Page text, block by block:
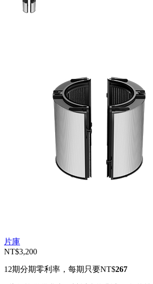
片庫
NT$3,200
12期分期零利率，每期只要NT$267